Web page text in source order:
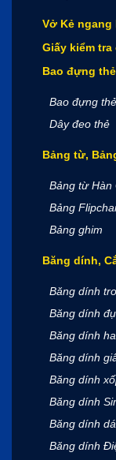
Vở Kẻ ngang
Giấy kiểm tra
Bao đựng
Bao đựng thẻ
Dây đeo thẻ
Bảng từ,
Bảng từ Hàn
Bảng
Bảng ghim
Băng dính,
Băng dính
Băng dính
Băng dính
Băng dính
Băng dính
Băng dính
Băng dính
Băng dính